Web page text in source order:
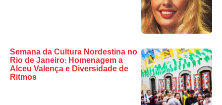
Semana da Cultura Nordestina no
Rio de Janeiro: Homenagem a
Alceu Valença e Diversidade de
Ritmos